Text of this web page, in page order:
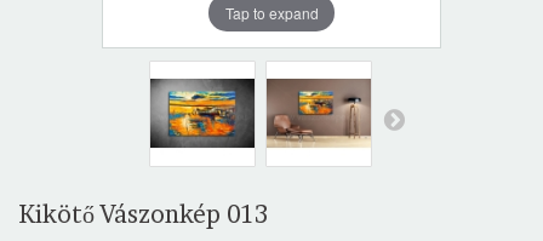
Tap to expand
Kikötő Vászonkép 013